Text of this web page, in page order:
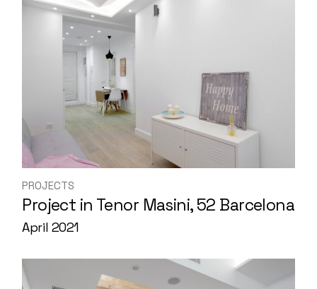
PROJECTS
Project in Tenor Masini, 52 Barcelona
April 2021